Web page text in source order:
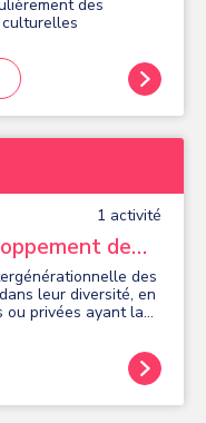
des
1 activité
de
pétroleuses
des
leur diversité, en
ou privées ayant la